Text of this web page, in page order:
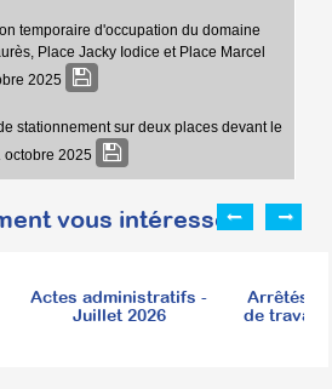
temporaire d'occupation du domaine
Place Jacky Iodice et Place Marcel
2025
stationnement sur deux places devant le
octobre 2025
vous intéresser :
Actes administratifs -
Juillet 2026
Arrêtés
de travaux